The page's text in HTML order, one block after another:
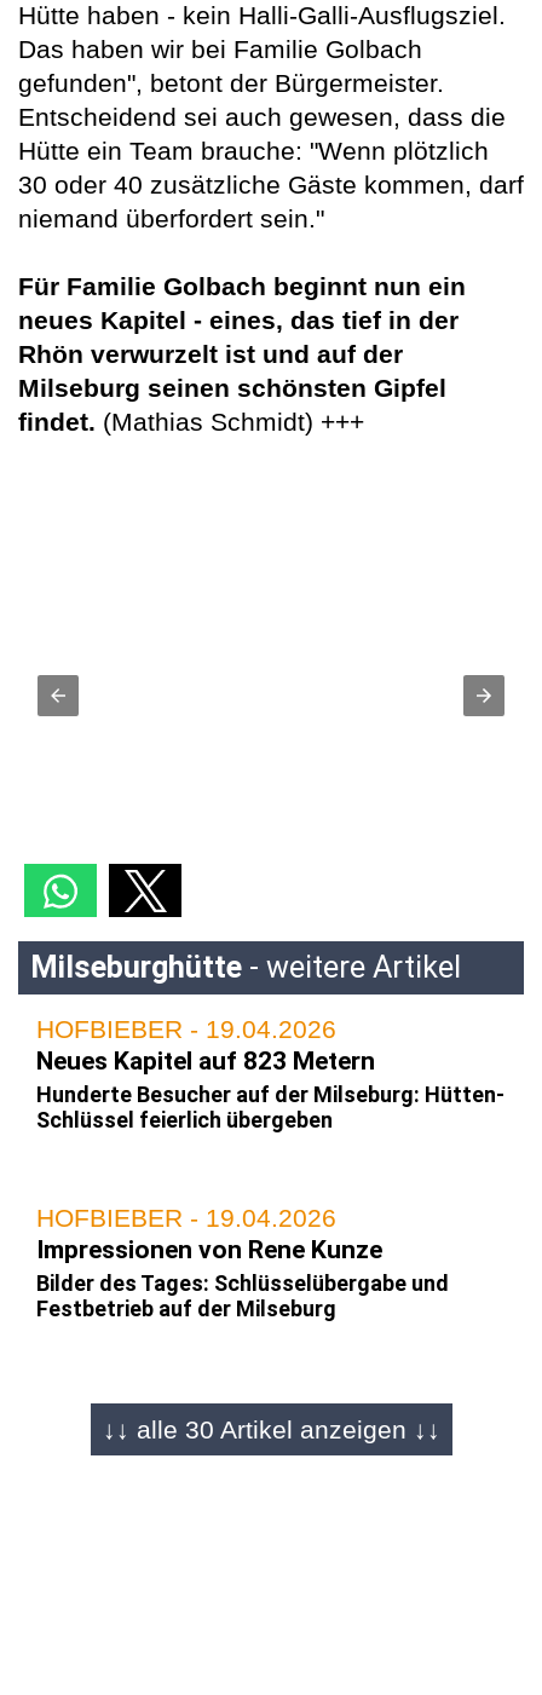
Hütte haben - kein Halli-Galli-Ausflugsziel.
Das haben wir bei Familie Golbach
gefunden", betont der Bürgermeister.
Entscheidend sei auch gewesen, dass die
Hütte ein Team brauche: "Wenn plötzlich
30 oder 40 zusätzliche Gäste kommen, darf
niemand überfordert sein."
Für Familie Golbach beginnt nun ein
neues Kapitel - eines, das tief in der
Rhön verwurzelt ist und auf der
Milseburg seinen schönsten Gipfel
findet. (Mathias Schmidt) +++
Milseburghütte - weitere Artikel
HOFBIEBER - 19.04.2026
Neues Kapitel auf 823 Metern
Hunderte Besucher auf der Milseburg: Hütten-
Schlüssel feierlich übergeben
HOFBIEBER - 19.04.2026
Impressionen von Rene Kunze
Bilder des Tages: Schlüsselübergabe und
Festbetrieb auf der Milseburg
HOFBIEBER - 18.04.2026
Ganzes Wochenende Festbetrieb
↓↓ alle 30 Artikel anzeigen ↓↓